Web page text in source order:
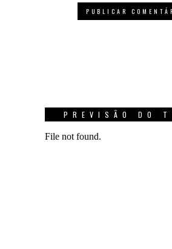
PREVISÃO DO